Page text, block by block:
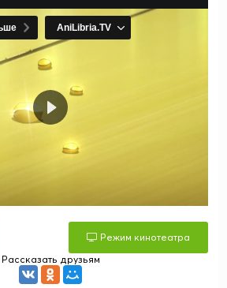
Режим кинотеатра
Рассказать друзьям